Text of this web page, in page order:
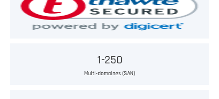
1-250
Multi-domaines (SAN)